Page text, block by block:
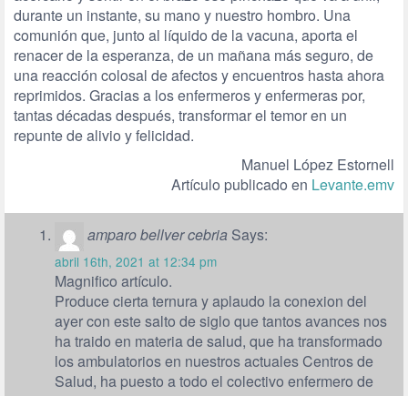
durante un instante, su mano y nuestro hombro. Una
comunión que, junto al líquido de la vacuna, aporta el
renacer de la esperanza, de un mañana más seguro, de
una reacción colosal de afectos y encuentros hasta ahora
reprimidos. Gracias a los enfermeros y enfermeras por,
tantas décadas después, transformar el temor en un
repunte de alivio y felicidad.
Manuel López Estornell
Artículo publicado en Levante.emv
amparo bellver cebria Says:
abril 16th, 2021 at 12:34 pm
Magnifico artículo.
Produce cierta ternura y aplaudo la conexion del
ayer con este salto de siglo que tantos avances nos
ha traido en materia de salud, que ha transformado
los ambulatorios en nuestros actuales Centros de
Salud, ha puesto a todo el colectivo enfermero de